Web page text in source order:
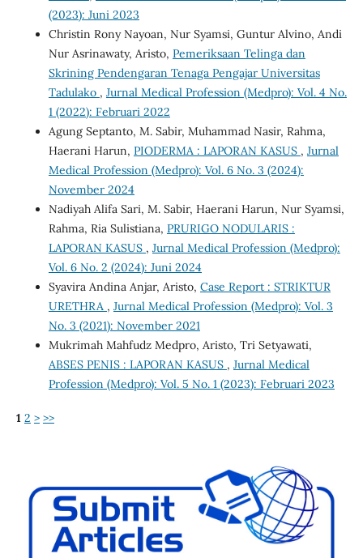
(2023): Juni 2023
Christin Rony Nayoan, Nur Syamsi, Guntur Alvino, Andi
Nur Asrinawaty, Aristo, Pemeriksaan Telinga dan
Skrining Pendengaran Tenaga Pengajar Universitas
Tadulako , Jurnal Medical Profession (Medpro): Vol. 4 No.
1 (2022): Februari 2022
Agung Septanto, M. Sabir, Muhammad Nasir, Rahma,
Haerani Harun, PIODERMA : LAPORAN KASUS , Jurnal
Medical Profession (Medpro): Vol. 6 No. 3 (2024):
November 2024
Nadiyah Alifa Sari, M. Sabir, Haerani Harun, Nur Syamsi,
Rahma, Ria Sulistiana, PRURIGO NODULARIS :
LAPORAN KASUS , Jurnal Medical Profession (Medpro):
Vol. 6 No. 2 (2024): Juni 2024
Syavira Andina Anjar, Aristo, Case Report : STRIKTUR
URETHRA , Jurnal Medical Profession (Medpro): Vol. 3
No. 3 (2021): November 2021
Mukrimah Mahfudz Medpro, Aristo, Tri Setyawati,
ABSES PENIS : LAPORAN KASUS , Jurnal Medical
Profession (Medpro): Vol. 5 No. 1 (2023): Februari 2023
1 2 > >>